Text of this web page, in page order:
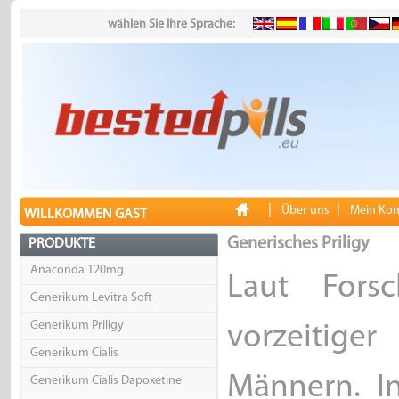
wählen Sie Ihre Sprache:
WILLKOMMEN GAST Über uns Mein
PRODUKTE
Anaconda 120mg
Generikum Levitra Soft
Generikum Priligy
Generikum Cialis
Generikum Cialis Dapoxetine
Generisches Priligy
Laut
Männern.